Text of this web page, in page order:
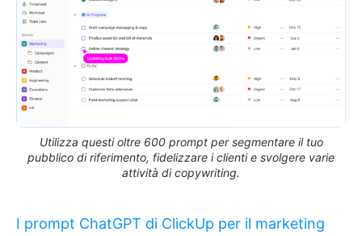
Utilizza questi oltre 600 prompt per segmentare il tuo
pubblico di riferimento, fidelizzare i clienti e svolgere varie
attività di copywriting.
I prompt ChatGPT di ClickUp per il marketing